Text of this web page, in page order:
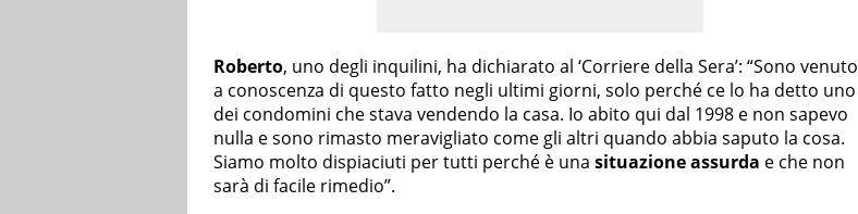
Roberto, uno degli inquilini, ha dichiarato al ‘Corriere della Sera’: “Sono venuto
a conoscenza di questo fatto negli ultimi giorni, solo perché ce lo ha detto uno
dei condomini che stava vendendo la casa. Io abito qui dal 1998 e non sapevo
nulla e sono rimasto meravigliato come gli altri quando abbia saputo la cosa.
Siamo molto dispiaciuti per tutti perché è una situazione assurda e che non
sarà di facile rimedio”.